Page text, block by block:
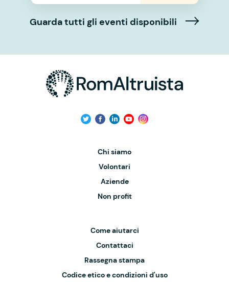
Guarda tutti gli eventi disponibili
Chi siamo
Volontari
Aziende
Non profit
Come aiutarci
Contattaci
Rassegna stampa
Codice etico e condizioni d'uso